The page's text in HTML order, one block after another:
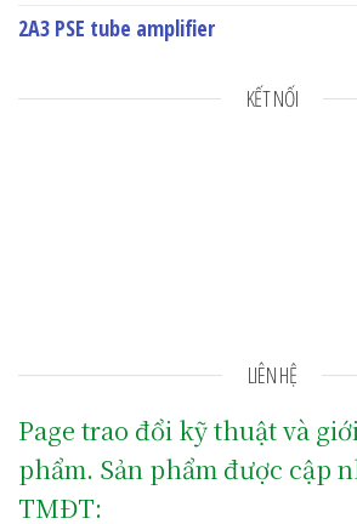
2A3 PSE tube amplifier
KẾT NỐI
LIÊN HỆ
Page trao đổi kỹ thuật và
phẩm. Sản phẩm được cập
TMĐT: